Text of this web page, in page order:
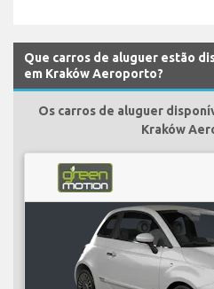
Que carros de aluguer estão
em Kraków Aeroporto?
Os carros de aluguer
Kraków